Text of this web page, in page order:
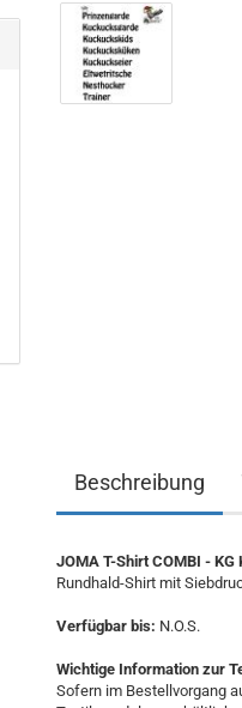
Beschreibung
JOMA T-Shirt COMBI - KG
Rundhald-Shirt mit
Verfügbar bis: N.O.S.
Wichtige Information zur
Sofern im Bestellvorgang